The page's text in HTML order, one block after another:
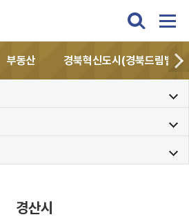
부동산 경북혁신도시(경북드림밸리)
경산시